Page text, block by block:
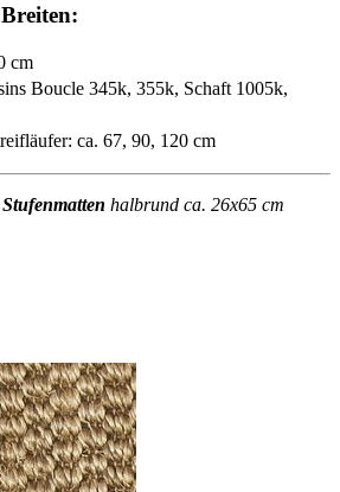
cm
Boucle 345k, 355k, Schaft 1005k,
ca. 67, 90, 120 cm
halbrund ca. 26x65 cm